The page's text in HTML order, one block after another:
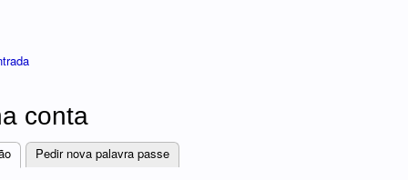
conta
(separador ativo)
Pedir nova palavra passe